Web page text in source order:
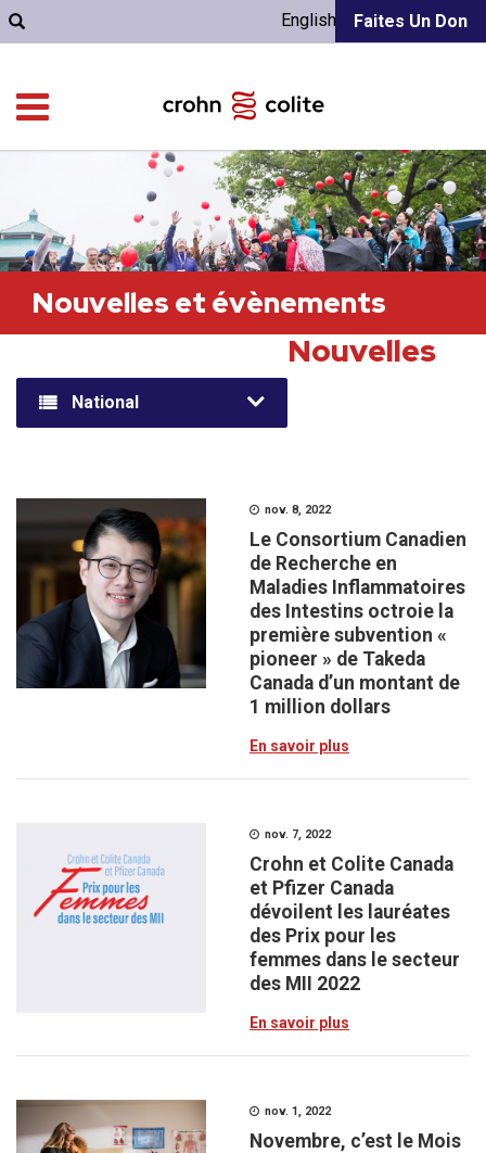
Faites Un Don
English
Nouvelles et évènements
National
Nouvelles
nov. 8, 2022
Le Consortium Canadien
de Recherche en
Maladies Inflammatoires
des Intestins octroie la
première subvention «
pioneer » de Takeda
Canada d’un montant de
1 million dollars
En savoir plus
nov. 7, 2022
Crohn et Colite Canada
et Pfizer Canada
dévoilent les lauréates
des Prix pour les
femmes dans le secteur
des MII 2022
En savoir plus
nov. 1, 2022
Novembre, c’est le Mois